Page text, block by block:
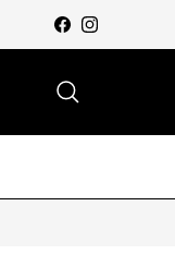
Vidare till innehåll
FacebookInstagram